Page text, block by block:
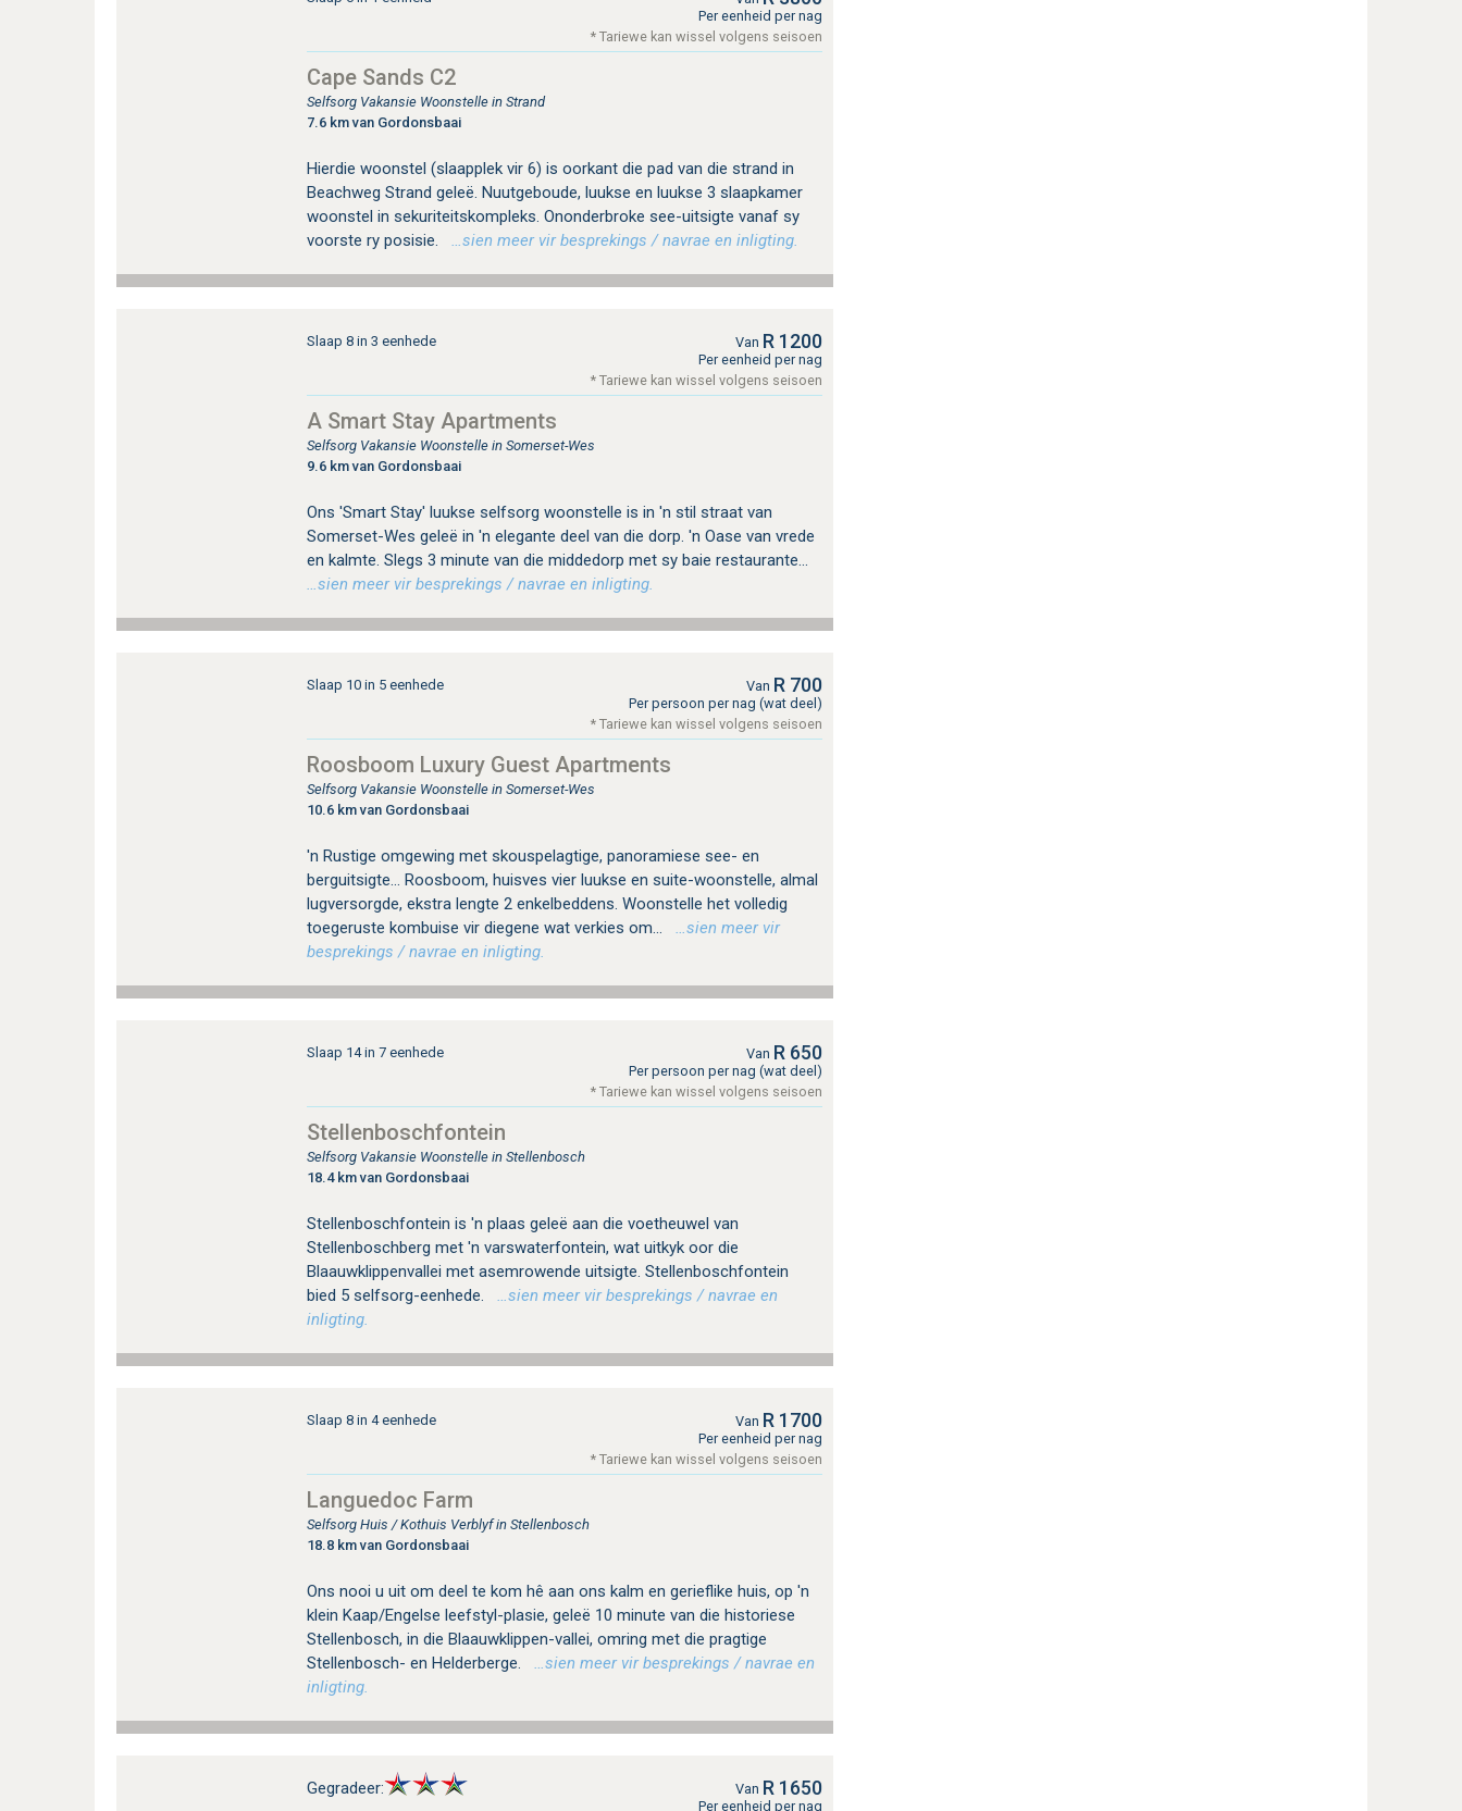
Per eenheid per nag
* Tariewe kan wissel volgens seisoen
Cape Sands C2
Selfsorg Vakansie Woonstelle in Strand
7.6 km van Gordonsbaai
Hierdie woonstel (slaapplek vir 6) is oorkant die pad van die strand in
Beachweg Strand geleë. Nuutgeboude, luukse en luukse 3 slaapkamer
woonstel in sekuriteitskompleks. Ononderbroke see-uitsigte vanaf sy
voorste ry posisie.
…sien meer vir besprekings / navrae en inligting.
Slaap 8 in 3 eenhede Van R 1200
Per eenheid per nag
* Tariewe kan wissel volgens seisoen
A Smart Stay Apartments
Selfsorg Vakansie Woonstelle in Somerset-Wes
9.6 km van Gordonsbaai
Ons 'Smart Stay' luukse selfsorg woonstelle is in 'n stil straat van
Somerset-Wes geleë in 'n elegante deel van die dorp. 'n Oase van vrede
en kalmte. Slegs 3 minute van die middedorp met sy baie restaurante...
…sien meer vir besprekings / navrae en inligting.
Slaap 10 in 5 eenhede Van R 700
Per persoon per nag (wat deel)
* Tariewe kan wissel volgens seisoen
Roosboom Luxury Guest Apartments
Selfsorg Vakansie Woonstelle in Somerset-Wes
10.6 km van Gordonsbaai
'n Rustige omgewing met skouspelagtige, panoramiese see- en
berguitsigte... Roosboom, huisves vier luukse en suite-woonstelle, almal
lugversorgde, ekstra lengte 2 enkelbeddens. Woonstelle het volledig
toegeruste kombuise vir diegene wat verkies om...
…sien meer vir
besprekings / navrae en inligting.
Slaap 14 in 7 eenhede Van R 650
Per persoon per nag (wat deel)
* Tariewe kan wissel volgens seisoen
Stellenboschfontein
Selfsorg Vakansie Woonstelle in Stellenbosch
18.4 km van Gordonsbaai
Stellenboschfontein is 'n plaas geleë aan die voetheuwel van
Stellenboschberg met 'n varswaterfontein, wat uitkyk oor die
Blaauwklippenvallei met asemrowende uitsigte. Stellenboschfontein
bied 5 selfsorg-eenhede.
…sien meer vir besprekings / navrae en
inligting.
Slaap 8 in 4 eenhede Van R 1700
Per eenheid per nag
* Tariewe kan wissel volgens seisoen
Languedoc Farm
Selfsorg Huis / Kothuis Verblyf in Stellenbosch
18.8 km van Gordonsbaai
Ons nooi u uit om deel te kom hê aan ons kalm en gerieflike huis, op 'n
klein Kaap/Engelse leefstyl-plasie, geleë 10 minute van die historiese
Stellenbosch, in die Blaauwklippen-vallei, omring met die pragtige
Stellenbosch- en Helderberge.
…sien meer vir besprekings / navrae en
inligting.
Gegradeer: Van R 1650
Per eenheid per nag